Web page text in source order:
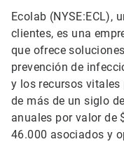
Ecolab (NYSE:ECL),
clientes, es una
que ofrece
prevención de
y los recursos
de más de un siglo
anuales por valor de
46.000 asociados y